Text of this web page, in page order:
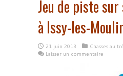
Jeu de piste
à Issy-les-
21 juin 2013
Chasses au
Laisser un commentaire